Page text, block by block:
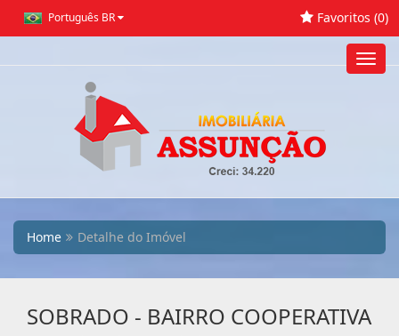
Português BR Favoritos (0)
Home Detalhe do Imóvel
SOBRADO - BAIRRO COOPERATIVA